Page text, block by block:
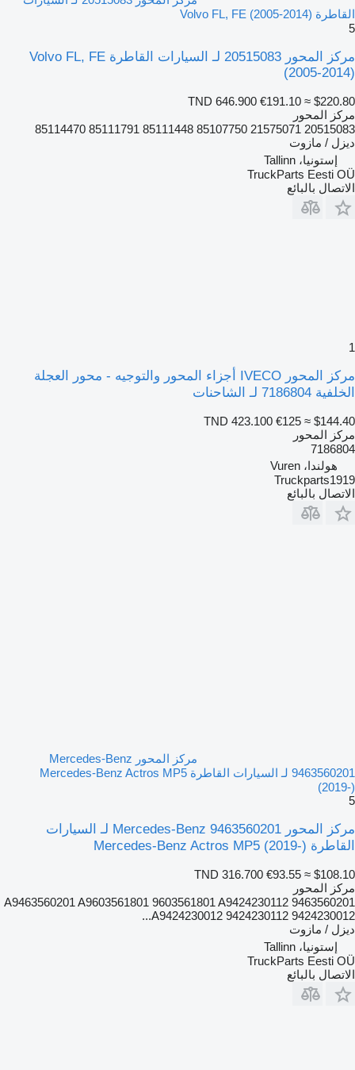
القاطرة Volvo FL, FE (2005-2014)
5
مركز المحور 20515083 لـ السيارات القاطرة Volvo FL, FE
(2005-2014)
TND 646.900 €191.10 ≈ $220.80
مركز المحور
20515083 21575071 85107750 85111448 85111791 85114470
ديزل / مازوت
إستونيا، Tallinn
TruckParts Eesti OÜ
الاتصال بالبائع
1
مركز المحور IVECO أجزاء المحور والتوجيه - محور العجلة
الخلفية 7186804 لـ الشاحنات
TND 423.100 €125 ≈ $144.40
مركز المحور
7186804
هولندا، Vuren
Truckparts1919
الاتصال بالبائع
مركز المحور Mercedes-Benz
9463560201 لـ السيارات القاطرة Mercedes-Benz Actros MP5
(2019-)
5
مركز المحور Mercedes-Benz 9463560201 لـ السيارات
القاطرة Mercedes-Benz Actros MP5 (2019-)
TND 316.700 €93.55 ≈ $108.10
مركز المحور
9463560201 A9463560201 A9603561801 9603561801 A9424230112
A9424230012 9424230112 9424230012...
ديزل / مازوت
إستونيا، Tallinn
TruckParts Eesti OÜ
الاتصال بالبائع